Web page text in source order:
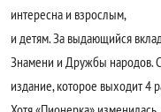
интересна и взрослым,
и детям. За выдающийся
Знамени и Дружбы народов.
издание, которое выходит 4